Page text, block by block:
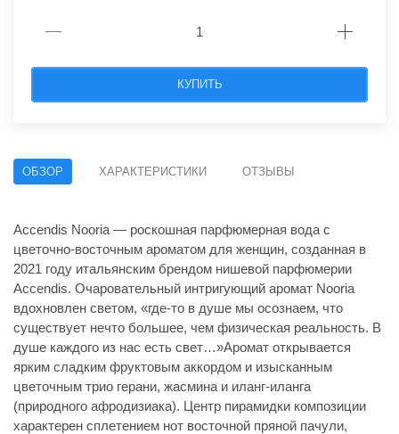
КУПИТЬ
ОБЗОР ХАРАКТЕРИСТИКИ ОТЗЫВЫ
Accendis Nooria — роскошная парфюмерная вода с
цветочно-восточным ароматом для женщин, созданная в
2021 году итальянским брендом нишевой парфюмерии
Accendis. Очаровательный интригующий аромат Nooria
вдохновлен светом, «где-то в душе мы осознаем, что
существует нечто большее, чем физическая реальность. В
душе каждого из нас есть свет…»Аромат открывается
ярким сладким фруктовым аккордом и изысканным
цветочным трио герани, жасмина и иланг-иланга
(природного афродизиака). Центр пирамидки композиции
характерен сплетением нот восточной пряной пачули,